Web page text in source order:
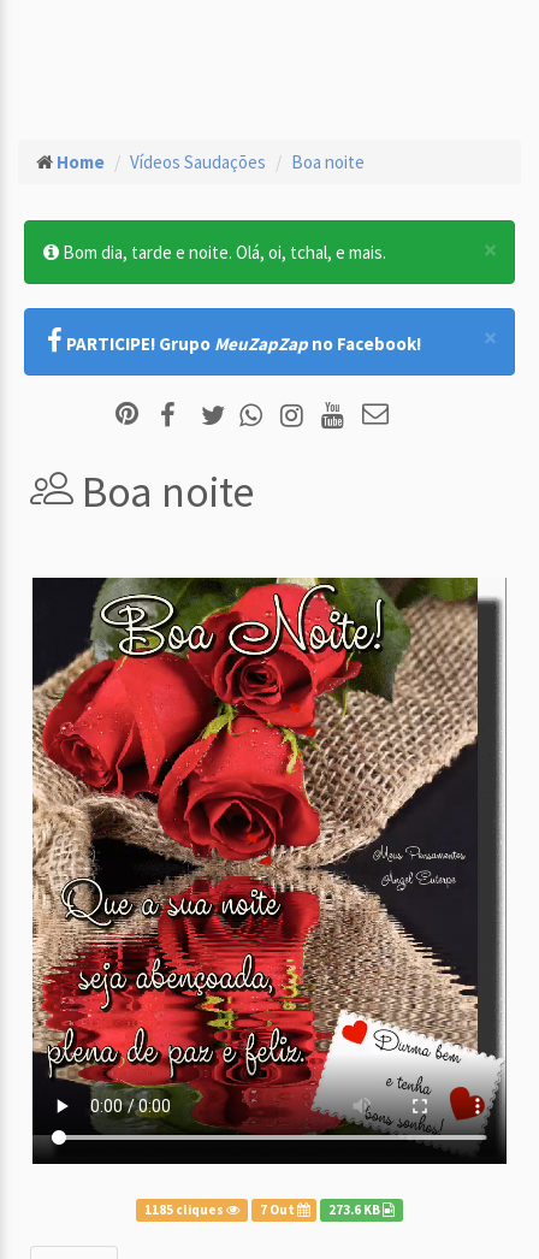
Home Vídeos Saudações Boa noite
×
Bom dia, tarde e noite. Olá, oi, tchal, e mais.
×
PARTICIPE! Grupo MeuZapZap no Facebook!
Boa noite
1185 cliques 7 Out 273.6 KB